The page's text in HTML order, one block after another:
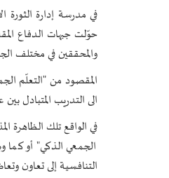
في مدرسة إدارة الثورة
حوّلت جبهات الدفاع
والمحققين في مختلف
المقصود من "التعلّم
الى التدريب المتبادل
في الواقع تلك الظاهرة
الجمعي الذكي" أو كما
التنافسية إلى تعاون